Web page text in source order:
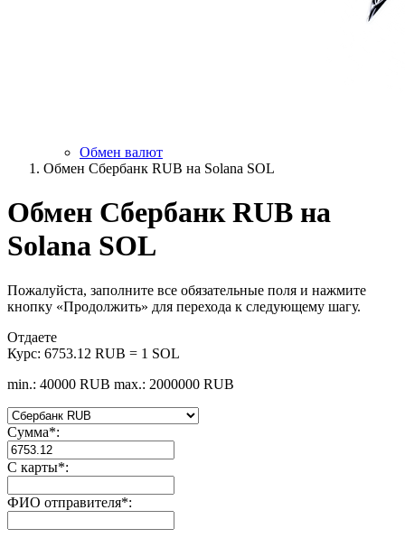
Обмен валют
Обмен Сбербанк RUB на Solana SOL
Обмен Сбербанк RUB на
Solana SOL
Пожалуйста, заполните все обязательные поля и нажмите
кнопку «Продолжить» для перехода к следующему шагу.
Отдаете
Курс: 6753.12 RUB = 1 SOL
min.: 40000 RUB max.: 2000000 RUB
Сумма*:
С карты*:
ФИО отправителя*: